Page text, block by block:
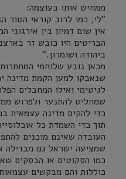
ממחיש אותו בעוצמה:
"לי, כמו לרוב קוראי הטור
אין שום דמיון בין אירגוני
הבריטים היו כובש זר
ביהודה ושומרון."
מכאן נובע שלוחמי
שנאבקו למען הקמת מדינה
לגיטימי ואילו המחבלים
שמחליט להתנער ולפרוש
כדי להקים מדינה עצמאית
תוך כדי השמדת כל
העובדה שאינם מוכנים
שמציעה ישראל גם מבדילה
כמו הסקוטים או הבסקים
כוללות והם מבקשים